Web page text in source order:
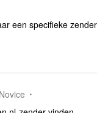
een specifieke
Novice